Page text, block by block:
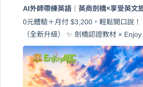
AI外師帶練英語｜英商劍橋×享受英文
0元體驗＋月付 $3,200，輕鬆開口說
（全新升級） ✨ 劍橋認證教材 ×